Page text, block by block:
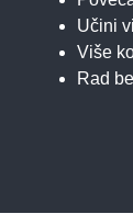
Učini
Više
Rad